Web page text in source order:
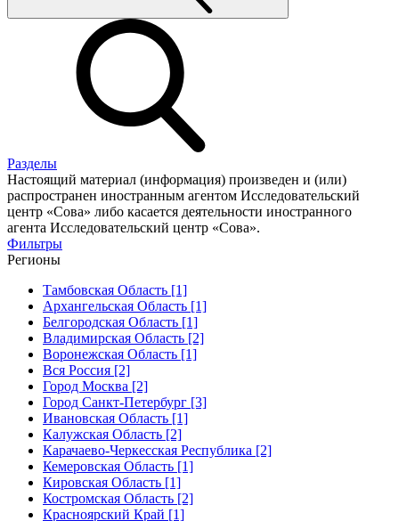
Разделы
Настоящий материал (информация) произведен и (или)
распространен иностранным агентом Исследовательский
центр «Сова» либо касается деятельности иностранного
агента Исследовательский центр «Сова».
Фильтры
Регионы
Тамбовская Область [1]
Архангельская Область [1]
Белгородская Область [1]
Владимирская Область [2]
Воронежская Область [1]
Вся Россия [2]
Город Москва [2]
Город Санкт-Петербург [3]
Ивановская Область [1]
Калужская Область [2]
Карачаево-Черкесская Республика [2]
Кемеровская Область [1]
Кировская Область [1]
Костромская Область [2]
Красноярский Край [1]